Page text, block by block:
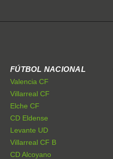
FÚTBOL NACIONAL
Valencia CF
Villarreal CF
Elche CF
CD Eldense
Levante UD
Villarreal CF B
CD Alcoyano